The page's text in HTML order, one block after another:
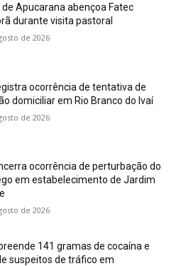
de Apucarana abençoa Fatec
durante visita pastoral
de 2026
ocorrência de tentativa de
domiciliar em Rio Branco do Ivaí
de 2026
ocorrência de perturbação do
em estabelecimento de Jardim
de 2026
141 gramas de cocaína e
suspeitos de tráfico em